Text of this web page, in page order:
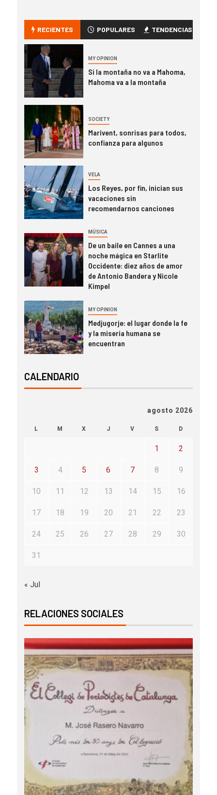
RECIENTES POPULARES TENDENCIAS
MY OPINION
Si la montaña no va a Mahoma,
Mahoma va a la montaña
SOCIETY
Marivent, sonrisas para todos,
confianza para algunos
VELA
Los Reyes, por fin, inician sus
vacaciones sin
recomendarnos canciones
MÚSICA
De un baile en Cannes a una
noche mágica en Starlite
Occidente: diez años de amor
de Antonio Bandera y Nicole
Kimpel
MY OPINION
Medjugorje: el lugar donde la fe
y la miseria humana se
encuentran
CALENDARIO
agosto 2026
L M X J V S D
1 2
3 4 5 6 7 8 9
10 11 12 13 14 15 16
17 18 19 20 21 22 23
24 25 26 27 28 29 30
31
« Jul
RELACIONES SOCIALES